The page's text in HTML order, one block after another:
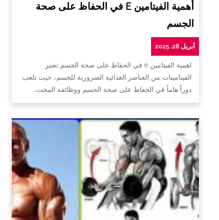
أهمية الفيتامين E في الحفاظ على صحة
الجسم
أبريل 28, 2025
اهمية الفيتامين e في الحفاظ على صحة الجسم تعتبر
الفيتامينات من العناصر الغذائية الضرورية للجسم، حيث تلعب
دوراً هاماً في الحفاظ على صحة الجسم ووظائفه المخت…